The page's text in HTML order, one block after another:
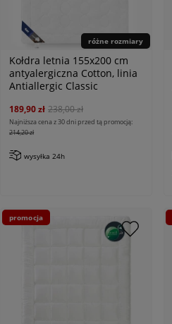
różne rozmiary
Kołdra letnia 155x200 cm
antyalergiczna Cotton, linia
Antiallergic Classic
189,90 zł 238,00 zł
Najniższa cena z 30 dni przed tą promocją:
214,20 zł
wysyłka 24h
promocja